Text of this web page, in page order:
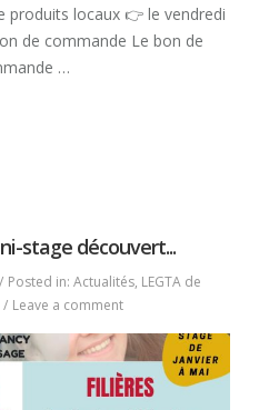
produits locaux 👉 le vendredi
de commande Le bon de
…
stage découvert...
Posted in: Actualités, LEGTA de
Leave a commenton
:
mini-
stage